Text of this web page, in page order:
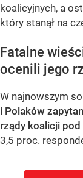
koalicyjnych, a
który stanął na
Fatalne
ocenili jego
W najnowszym
i Polaków
rządy koalicji
3,5 proc.